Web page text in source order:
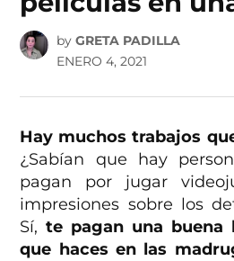
by GRETA PADILLA
ENERO 4, 2021
Hay muchos trabajos
¿Sabían que hay
pagan por jugar
impresiones sobre los
Sí,te pagan una buena
que haces en las